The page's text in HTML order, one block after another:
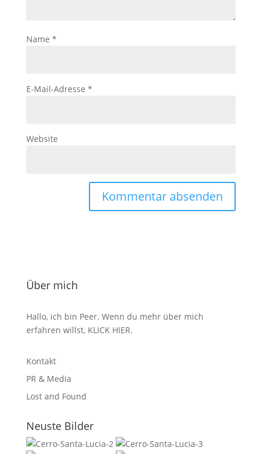
Name *
E-Mail-Adresse *
Website
Über mich
Hallo, ich bin Peer. Wenn du mehr über mich
erfahren willst, KLICK HIER.
Kontakt
PR & Media
Lost and Found
Neuste Bilder